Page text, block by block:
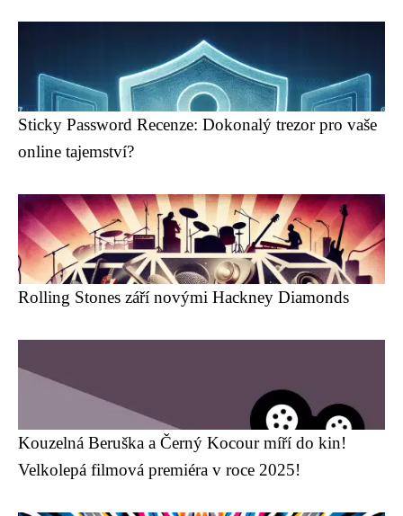
Sticky Password Recenze: Dokonalý trezor pro vaše
online tajemství?
Rolling Stones září novými Hackney Diamonds
Kouzelná Beruška a Černý Kocour míří do kin!
Velkolepá filmová premiéra v roce 2025!